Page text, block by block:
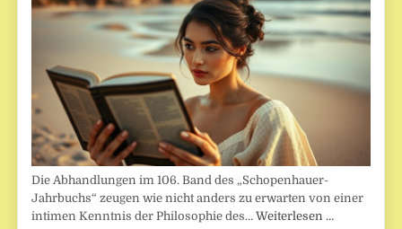
Die Abhandlungen im 106. Band des „Schopenhauer-
Jahrbuchs“ zeugen wie nicht anders zu erwarten von einer
intimen Kenntnis der Philosophie des…Weiterlesen …